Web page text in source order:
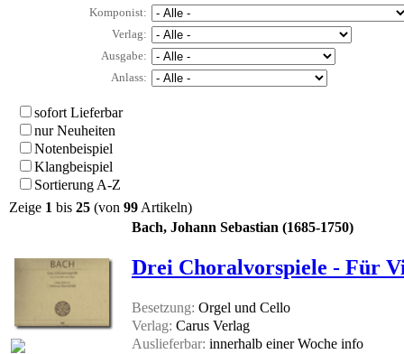
Komponist:
Verlag:
Ausgabe:
Anlass:
sofort Lieferbar
nur Neuheiten
Notenbeispiel
Klangbeispiel
Sortierung A-Z
Zeige 1 bis 25 (von 99Artikeln)
Bach, Johann Sebastian (1685-1750)
Drei Choralvorspiele - Für
Besetzung: Orgel und Cello
Verlag: Carus Verlag
Auslieferbar: innerhalb einer Woche info